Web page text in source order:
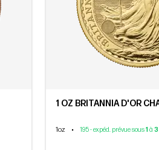
1 OZ BRITANNIA D'OR
1oz • 195 - expéd. prévue sous1 à 3